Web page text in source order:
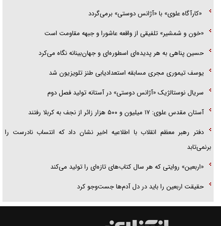
«کارآگاه علوی» با «آژانس دوستی» برمی‌گردد
«خون و شمشیر» تلفیقی از واقعه عاشورا و جبهه مقاومت است
حسین پناهی به هر پدیده‌ای اسطوره‌ای و جهان‌بینانه نگاه می‌کرد
یوسف تیموری مجری مسابقه استعدادیابی طنز تلویزیون شد
سریال نوستالژیک «آژانس دوستی» در آستانه تولید فصل دوم
آستان مقدس علوی: ۱۷ میلیون و ۵۰۰ هزار زائر از نجف به کربلا رفتند
دفتر رهبر معظم انقلاب با اطلاعیه اخیر نشان داد که انتساب نادرست را
برنمی‌تابد
«اربعین» روایتی که هر سال کتاب‌های تازه‌ای را تولید می‌کند
حقیقت اربعین را باید در دل آدم‌ها جست‌و‌جو کرد